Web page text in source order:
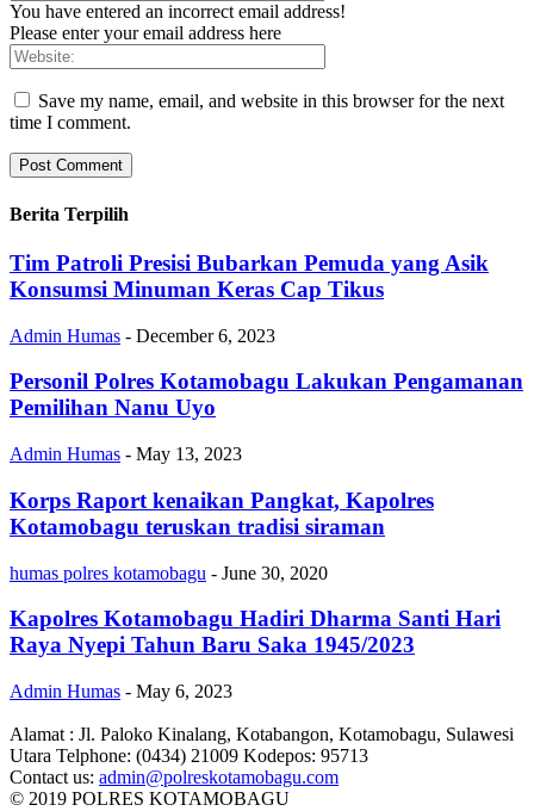
You have entered an incorrect email address!
Please enter your email address here
Save my name, email, and website in this browser for the next
time I comment.
Berita Terpilih
Tim Patroli Presisi Bubarkan Pemuda yang Asik
Konsumsi Minuman Keras Cap Tikus
Admin Humas - December 6, 2023
Personil Polres Kotamobagu Lakukan Pengamanan
Pemilihan Nanu Uyo
Admin Humas - May 13, 2023
Korps Raport kenaikan Pangkat, Kapolres
Kotamobagu teruskan tradisi siraman
humas polres kotamobagu - June 30, 2020
Kapolres Kotamobagu Hadiri Dharma Santi Hari
Raya Nyepi Tahun Baru Saka 1945/2023
Admin Humas - May 6, 2023
Alamat : Jl. Paloko Kinalang, Kotabangon, Kotamobagu, Sulawesi
Utara Telphone: (0434) 21009 Kodepos: 95713
Contact us: admin@polreskotamobagu.com
© 2019 POLRES KOTAMOBAGU